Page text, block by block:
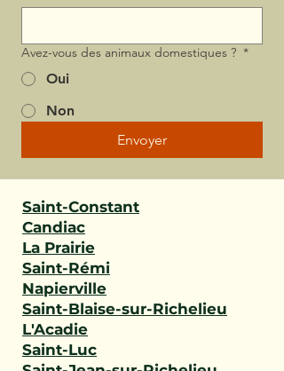
Avez-vous des animaux domestiques ? *
Oui
Non
Envoyer
Saint-Constant
Candiac
La Prairie
Saint-Rémi
Napierville
Saint-Blaise-sur-Richelieu
L'Acadie
Saint-Luc